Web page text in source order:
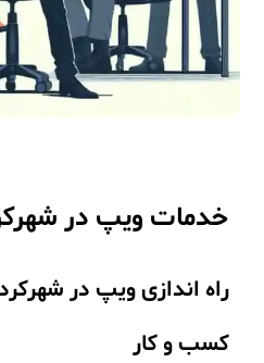
خدمات ویپ در
راه اندازی ویپ در
کسب و کار